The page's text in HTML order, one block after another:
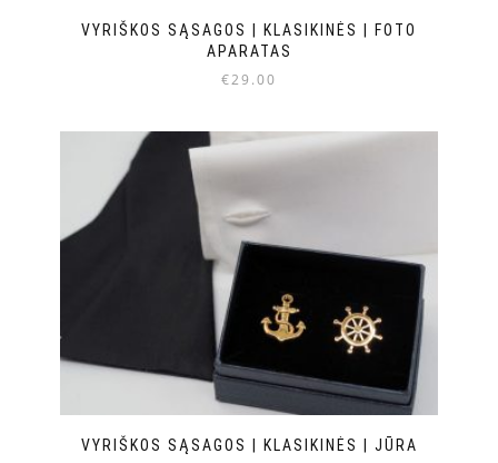
VYRIŠKOS SĄSAGOS | KLASIKINĖS | FOTO
APARATAS
€29.00
VYRIŠKOS SĄSAGOS | KLASIKINĖS | JŪRA